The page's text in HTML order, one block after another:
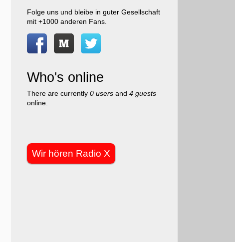
Folge uns und bleibe in guter Gesellschaft
mit +1000 anderen Fans.
Who's online
There are currently 0 usersand 4 guests
online.
Wir hören Radio X